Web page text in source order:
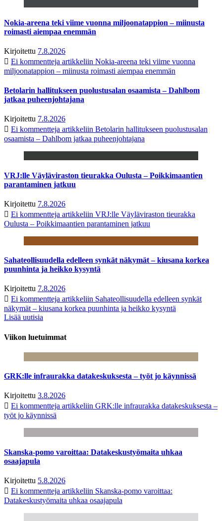
Nokia-areena teki viime vuonna miljoonatappion – miinusta
roimasti aiempaa enemmän
Kirjoitettu 7.8.2026
Ei kommentteja artikkeliin Nokia-areena teki viime vuonna
miljoonatappion – miinusta roimasti aiempaa enemmän
Betolarin hallitukseen puolustusalan osaamista – Dahlbom
jatkaa puheenjohtajana
Kirjoitettu 7.8.2026
Ei kommentteja artikkeliin Betolarin hallitukseen puolustusalan
osaamista – Dahlbom jatkaa puheenjohtajana
VRJ:lle Väyläviraston tieurakka Oulusta – Poikkimaantien
parantaminen jatkuu
Kirjoitettu 7.8.2026
Ei kommentteja artikkeliin VRJ:lle Väyläviraston tieurakka
Oulusta – Poikkimaantien parantaminen jatkuu
Sahateollisuudella edelleen synkät näkymät – kiusana korkea
puunhinta ja heikko kysyntä
Kirjoitettu 7.8.2026
Ei kommentteja artikkeliin Sahateollisuudella edelleen synkät
näkymät – kiusana korkea puunhinta ja heikko kysyntä
Lisää uutisia
Viikon luetuimmat
GRK:lle infraurakka datakeskuksesta – työt jo käynnissä
Kirjoitettu 3.8.2026
Ei kommentteja artikkeliin GRK:lle infraurakka datakeskuksesta –
työt jo käynnissä
Skanska-pomo varoittaa: Datakeskustyömaita uhkaa
osaajapula
Kirjoitettu 5.8.2026
Ei kommentteja artikkeliin Skanska-pomo varoittaa:
Datakeskustyömaita uhkaa osaajapula